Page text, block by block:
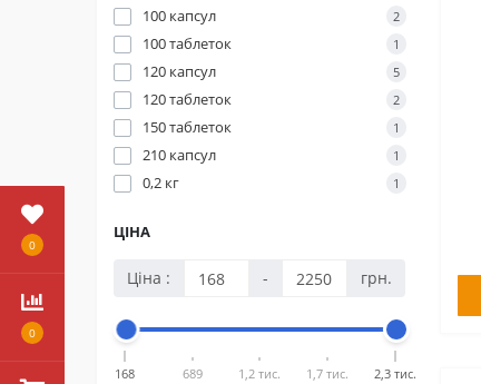
0
0
100 капсул 2
100 таблеток 1
120 капсул 5
120 таблеток 2
150 таблеток 1
210 капсул 1
0,2 кг 1
ЦІНА
Ціна : - грн.
168 689 1,2 тис. 1,7 тис. 2,3 тис.